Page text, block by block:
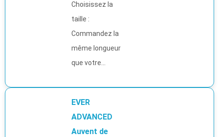
Choisissez la
taille :
Commandez la
même longueur
que votre...
EVER
ADVANCED
Auvent de